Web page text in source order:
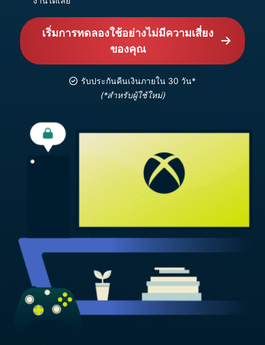
เริ่มการทดลองใช้อย่างไม่มีความเสี่ยง
ของคุณ
รับประกันคืนเงินภายใน 30 วัน*
(*สำหรับผู้ใช้ใหม่)